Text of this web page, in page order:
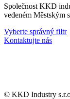
Společnost KKD
vedeném Městským
Vyberte správný filtr
Kontaktujte nás
© KKD Industry